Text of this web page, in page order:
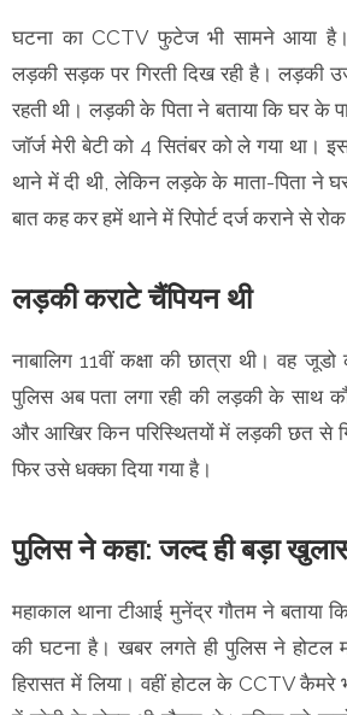
घटना का CCTV फुटेज भी सामने आया है।
लड़की सड़क पर गिरती दिख रही है। लड़की
रहती थी। लड़की के पिता ने बताया कि घर के
जॉर्ज मेरी बेटी को 4 सितंबर को ले गया था।
थाने में दी थी, लेकिन लड़के के माता-पिता ने
बात कह कर हमें थाने में रिपोर्ट दर्ज कराने से रोक
लड़की कराटे चैंपियन थी
नाबालिग 11वीं कक्षा की छात्रा थी। वह
पुलिस अब पता लगा रही की लड़की के साथ
और आखिर किन परिस्थितयों में लड़की छत से
फिर उसे धक्का दिया गया है।
पुलिस ने कहा: जल्द ही बड़ा
महाकाल थाना टीआई मुनेंद्र गौतम ने बताया
की घटना है। खबर लगते ही पुलिस ने होटल
हिरासत में लिया। वहीं होटल के CCTV